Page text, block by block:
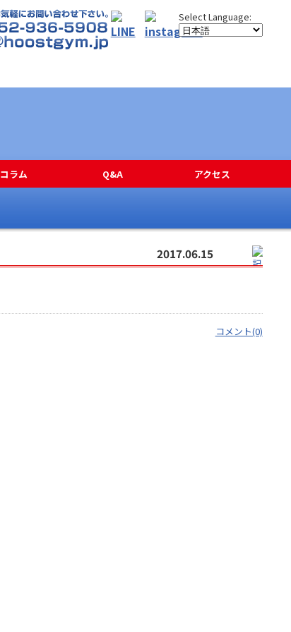
コラム Q&A アクセス
2017.06.15
コメント(0)